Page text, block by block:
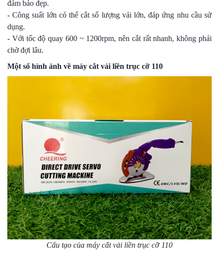
đảm bảo đẹp.
- Công suất lớn có thể cắt số lượng vải lớn, đáp ứng nhu cầu sử
dụng.
- Với tốc độ quay 600 ~ 1200rpm, nên cắt rất nhanh, không phải
chờ đợi lâu.
Một số hình ảnh về máy cắt vải liền trục cỡ 110
Cấu tạo của máy cắt vải liền trục cỡ 110